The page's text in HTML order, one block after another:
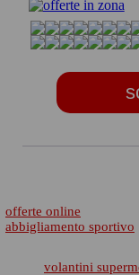
offerte online
abbigliamento sportivo
volantini